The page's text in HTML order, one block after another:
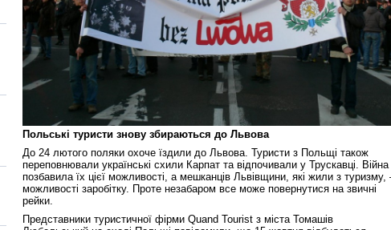
Польські туристи знову збираються до Львова
До 24 лютого поляки охоче їздили до Львова. Туристи з Польщі також
переповнювали українські схили Карпат та відпочивали у Трускавці. Війна
позбавила їх цієї можливості, а мешканців Львівщини, які жили з туризму,
можливості заробітку. Проте незабаром все може повернутися на звичні
рейки.
Представники туристичної фірми Quand Tourist з міста Томашів